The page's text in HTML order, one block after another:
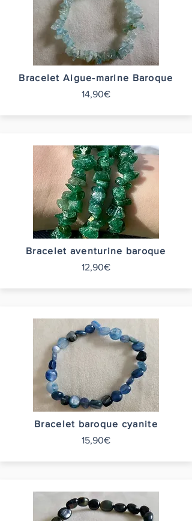
Bracelet Aigue-marine Baroque
14,90€
Bracelet aventurine baroque
12,90€
Bracelet baroque cyanite
15,90€